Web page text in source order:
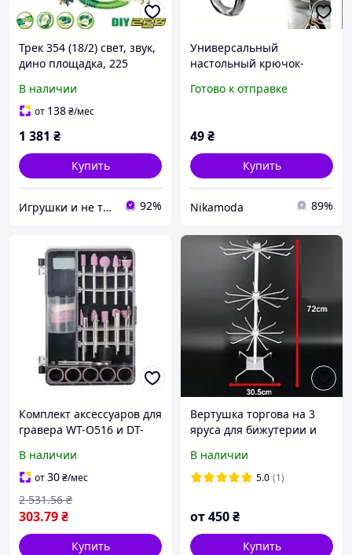
Трек 354 (18/2) свет, звук,
дино площадка, 225
500 см, аксессуары, в
коробке
В наличии
от 138₴/мес
1 381 ₴
Купить
Игрушки и не только 92%
Универсальный
настольный крючок-
аксессуаров
милым принтом)
Готово к отправке
49₴
Купить
Nikamoda 89%
Комплект аксессуаров для
гравера WT-O516 и DT-
41339868 tovari prosto
В наличии
от30₴/мес
303.79₴
2 531.56 ₴
Купить
Вертушка торгова на 3
яруса для бижутерии и
В наличии
5.0 (1)
от450₴
Купить